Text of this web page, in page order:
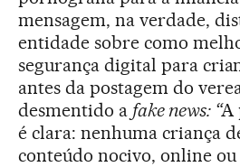
mensagem, na verdade,
entidade sobre como
segurança digital para
antes da postagem do
desmentido a fake news: “A
é clara: nenhuma criança
conteúdo nocivo, online ou